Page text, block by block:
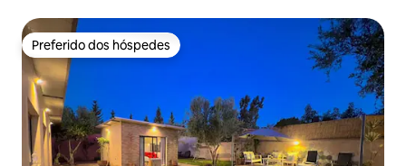
Preferido dos hóspedes
Preferido dos hóspedes